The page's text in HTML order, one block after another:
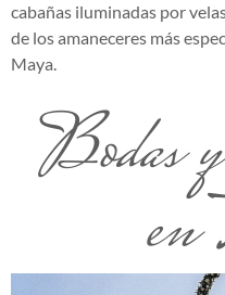
cabañas iluminadas por
de los amaneceres más
Maya.
Bodas
en